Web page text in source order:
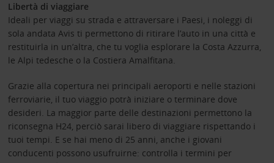
Libertà di viaggiare
Ideali per viaggi su strada e attraversare i Paesi, i noleggi di
sola andata Avis ti permettono di ritirare l’auto in una città e
restituirla in un’altra, che tu voglia esplorare la Costa Azzurra,
le Alpi tedesche o la Costiera Amalfitana.
Grazie alla copertura nei principali aeroporti e nelle stazioni
ferroviarie, il tuo viaggio potrà iniziare o terminare dove
desideri. La maggior parte delle destinazioni permettono la
riconsegna H24, perciò sarai libero di viaggiare rispettando i
tuoi tempi. E se hai meno di 25 anni, anche i giovani
conducenti possono usufruirne: controlla i termini per